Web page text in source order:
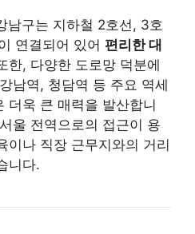
남구는 지하철 2호선, 3호
연결되어 있어 편리한 대
한, 다양한 도로망 덕분에
남역, 청담역 등 주요 역세
더욱 큰 매력을 발산합니
울 전역으로의 접근이 용
이나 직장 근무지와의 거리
니다.